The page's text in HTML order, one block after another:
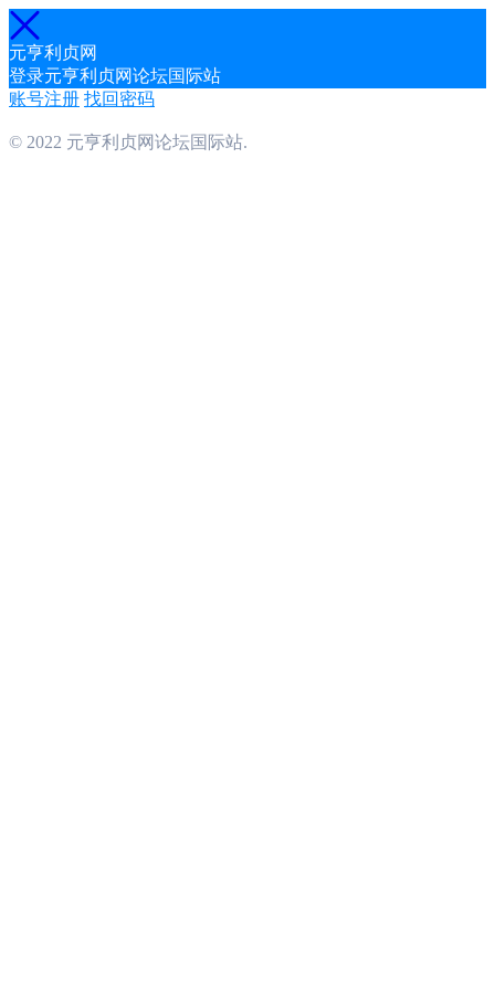
元亨利贞网
登录元亨利贞网论坛国际站
账号注册 找回密码
© 2022 元亨利贞网论坛国际站.